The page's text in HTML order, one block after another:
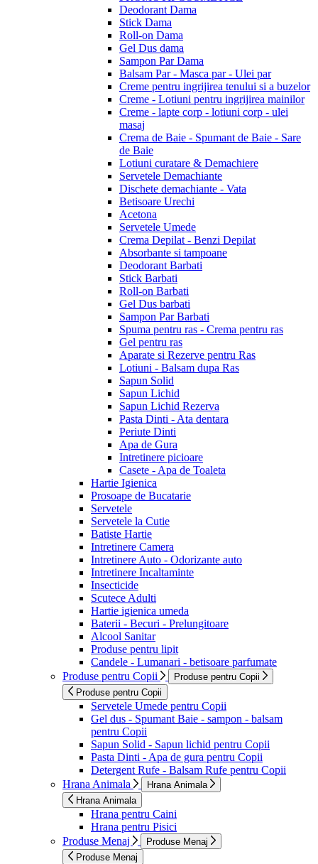
Deodorant Dama
Stick Dama
Roll-on Dama
Gel Dus dama
Sampon Par Dama
Balsam Par - Masca par - Ulei par
Creme pentru ingrijirea tenului si a buzelor
Creme - Lotiuni pentru ingrijirea mainilor
Creme - lapte corp - lotiuni corp - ulei
masaj
Crema de Baie - Spumant de Baie - Sare
de Baie
Lotiuni curatare & Demachiere
Servetele Demachiante
Dischete demachiante - Vata
Betisoare Urechi
Acetona
Servetele Umede
Crema Depilat - Benzi Depilat
Absorbante si tampoane
Deodorant Barbati
Stick Barbati
Roll-on Barbati
Gel Dus barbati
Sampon Par Barbati
Spuma pentru ras - Crema pentru ras
Gel pentru ras
Aparate si Rezerve pentru Ras
Lotiuni - Balsam dupa Ras
Sapun Solid
Sapun Lichid
Sapun Lichid Rezerva
Pasta Dinti - Ata dentara
Periute Dinti
Apa de Gura
Intretinere picioare
Casete - Apa de Toaleta
Hartie Igienica
Prosoape de Bucatarie
Servetele
Servetele la Cutie
Batiste Hartie
Intretinere Camera
Intretinere Auto - Odorizante auto
Intretinere Incaltaminte
Insecticide
Scutece Adulti
Hartie igienica umeda
Baterii - Becuri - Prelungitoare
Alcool Sanitar
Produse pentru lipit
Candele - Lumanari - betisoare parfumate
Produse pentru Copii
Produse pentru Copii
Produse pentru Copii
Servetele Umede pentru Copii
Gel dus - Spumant Baie - sampon - balsam
pentru Copii
Sapun Solid - Sapun lichid pentru Copii
Pasta Dinti - Apa de gura pentru Copii
Detergent Rufe - Balsam Rufe pentru Copii
Hrana Animala
Hrana Animala
Hrana Animala
Hrana pentru Caini
Hrana pentru Pisici
Produse Menaj
Produse Menaj
Produse Menaj